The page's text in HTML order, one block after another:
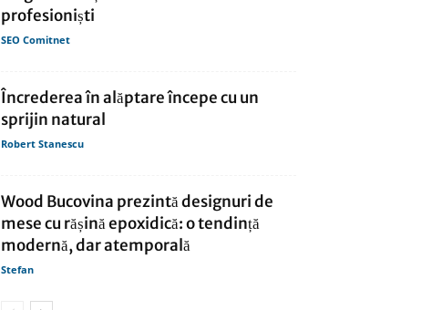
profesioniști
SEO Comitnet
Încrederea în alăptare începe cu un
sprijin natural
Robert Stanescu
Wood Bucovina prezintă designuri de
mese cu rășină epoxidică: o tendință
modernă, dar atemporală
Stefan